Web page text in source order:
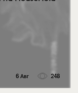
6 Авг 248